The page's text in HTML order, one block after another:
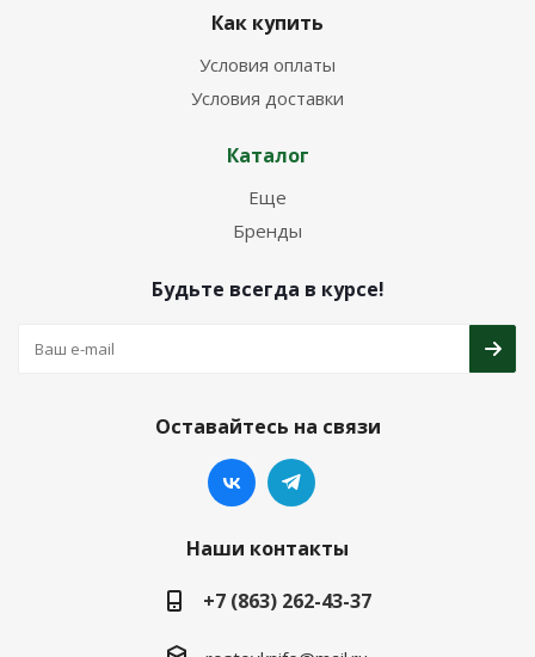
Как купить
Условия оплаты
Условия доставки
Каталог
Еще
Бренды
Будьте всегда в курсе!
Оставайтесь на связи
Наши контакты
+7 (863) 262-43-37